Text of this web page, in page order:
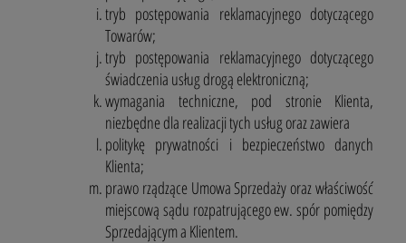
tryb postępowania reklamacyjnego dotyczącego
Towarów;
tryb postępowania reklamacyjnego dotyczącego
świadczenia usług drogą elektroniczną;
wymagania techniczne, pod stronie Klienta,
niezbędne dla realizacji tych usług oraz zawiera
politykę prywatności i bezpieczeństwo danych
Klienta;
prawo rządzące Umowa Sprzedaży oraz właściwość
miejscową sądu rozpatrującego ew. spór pomiędzy
Sprzedającym a Klientem.